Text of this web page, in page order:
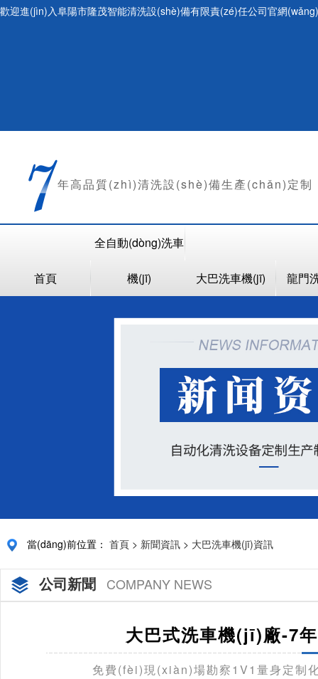
歡迎進(jìn)入阜陽市隆茂智能清洗設(shè)備有限責(zé)任公司官網
年高品質(zhì)清洗設(shè)備生產(chǎn)定制
首頁
全自動(dòng)洗車
機(jī) 大巴洗車機(jī) 龍門
當(dāng)前位置： 首頁 > 新聞資訊 > 大巴洗車機(jī)資訊
公司新聞 COMPANY NEWS
大巴式洗車機(jī)廠-7
免費(fèi)現(xiàn)場勘察1V1量身定制